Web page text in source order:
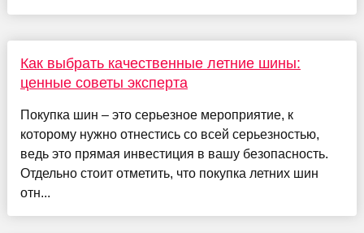
Как выбрать качественные летние шины:
ценные советы эксперта
Покупка шин – это серьезное мероприятие, к
которому нужно отнестись со всей серьезностью,
ведь это прямая инвестиция в вашу безопасность.
Отдельно стоит отметить, что покупка летних шин
отн...